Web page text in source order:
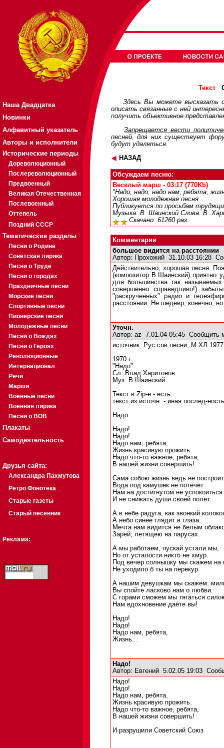
Наша Двадцатка
Новинки
Алфавитный указатель
Авторы и исполнители
Исторические периоды
Дореволюционный
Послереволюционный
Предвоенный
Великая Отечественная
Послевоенный
Оттепель
Поздний СССР
Тематические разделы
Песни о Родине
Советская лирика
Песни о Труде
Песни о городах
Праздничные песни
Морские песни
Спортивные песни
Пионерские песни
Молодежные песни
Песни о Вождях
Песни о Героях
Революционные
Интернационал
Речи
Марши
Военные песни
Военная лирика
Песни о ВОВ
Плакаты
Самодеятельность
Друзья сайта:
Александра Пахмутова
Ретро Фонотека
Старые газеты
Старый песенник
Реклама:
Текст
Здесь Вы можете высказать
описать связанные с ней
получить объективное
Запрещается вести
песней, для них существует
будут удаляться.
НАЗАД
Обсуждаем песню:
Веселый марш - 03:17 (770Kb)
"Надо, надо, надо нам, ребята,
Хорошая молодежная песня
Публикуется по просьбам
Музыка: В. Шаинский Слова: В.
Скачано: 61260 раз
Комментарии
большое видится на расстоянии
Автор:
Прохожий 31.10.03 16:28
Действительно, хорошая песня.
(композитор В.Шаинский) приятно
для большинства так
совершенно справедливо!)
"раскрученных" радио и
расстоянии. Не шедевр, конечно,
Уточн.
Автор: az 7.01.04 05:45 Сообщить
источник: Рус.сов.песни,
1970 г.
"Надо"
Сл. Влад.Харитонов
Муз. В.Шаинский
Текст в Zip-е - есть
текст из источн. - иная послед-
Надо
Надо!
Надо!
Надо нам, ребята,
Жизнь красивую прожить.
Надо что-то важное, ребята,
В нашей жизни совершить!
Сама собою жизнь ведь не
Вода под камушек не потечёт.
Нам на достигнутом не успокоиться
И не снижать души своей полёт.
А в небе радуга, как звонкий
А небо синее глядит в глаза.
Мечта нам видится не белым
Зарёй, летящею на парусах.
А мы работаем, пускай устали мы,
Но от усталости никто не хмур.
Под вечер солнышку мы скажем на
Не уходило б ты на перекур.
А нашим девушкам мы скажем:
Вы спойте ласково нам о любви.
С горами сможем мы тягаться
Нам вдохновение даёте вы!
Надо!
Надо!
Надо нам, ребята,
Жизнь...
Надо!
Автор: Евгений 5.02.05 19:03
Надо!
Надо!
Надо нам, ребята,
Жизнь красивую прожить.
Надо что-то важное, ребята,
В нашей жизни совершить!
И разрушили Советский Союз